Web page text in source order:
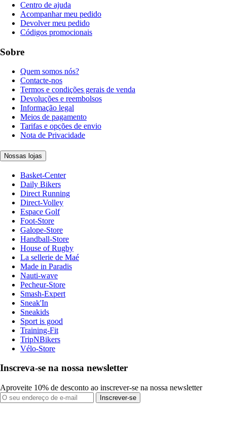
Centro de ajuda
Acompanhar meu pedido
Devolver meu pedido
Códigos promocionais
Sobre
Quem somos nós?
Contacte-nos
Termos e condições gerais de venda
Devoluções e reembolsos
Informação legal
Meios de pagamento
Tarifas e opções de envio
Nota de Privacidade
Nossas lojas
Basket-Center
Daily Bikers
Direct Running
Direct-Volley
Espace Golf
Foot-Store
Galope-Store
Handball-Store
House of Rugby
La sellerie de Maé
Made in Paradis
Nauti-wave
Pecheur-Store
Smash-Expert
Sneak'In
Sneakids
Sport is good
Training-Fit
TripNBikers
Vélo-Store
Inscreva-se na nossa newsletter
Aproveite 10% de desconto ao inscrever-se na nossa newsletter
Inscrever-se